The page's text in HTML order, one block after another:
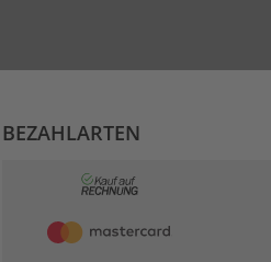
BEZAHLARTEN